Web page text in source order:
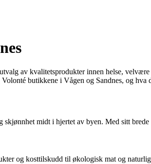
av kvalitetsprodukter innen helse,
butikkene i Vågen og Sandnes, og hva
midt i hjertet av byen. Med sitt
og kosttilskudd til økologisk mat og